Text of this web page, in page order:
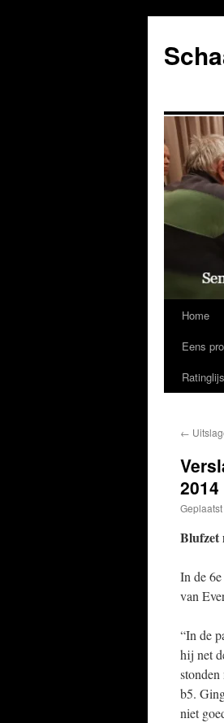
de
inhoud
Home
Eens
←
2014
Blufzet
In de
van
“In de
hij net
b5.
niet